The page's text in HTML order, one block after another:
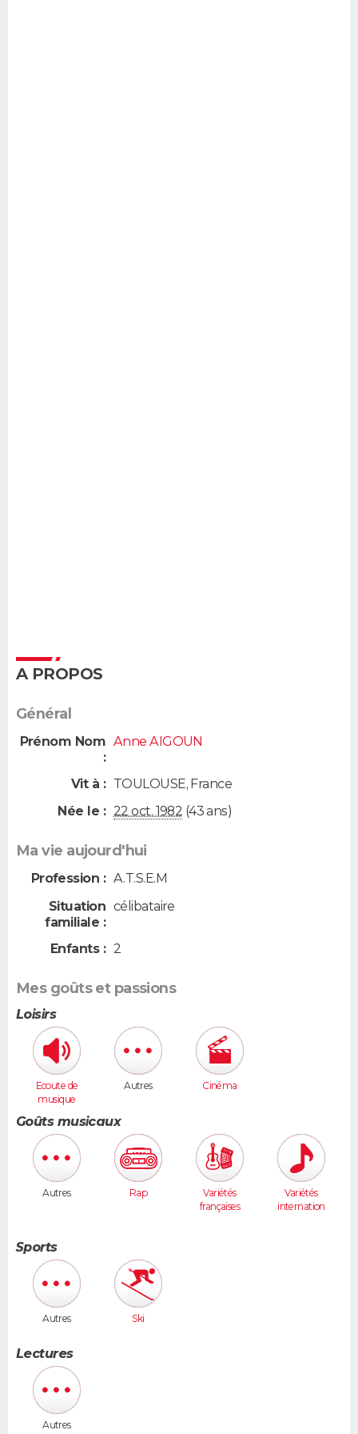
A PROPOS
Général
Prénom Nom
:
Anne AIGOUN
Vit à : TOULOUSE, France
Née le : 22 oct. 1982 (43 ans)
Ma vie aujourd'hui
Profession : A.T.S.E.M
Situation
familiale :
célibataire
Enfants : 2
Mes goûts et passions
Loisirs
Ecoute de
musique
Autres Cinéma
Goûts musicaux
Autres Rap
Variétés
françaises
Variétés
internation
Sports
Autres Ski
Lectures
Autres